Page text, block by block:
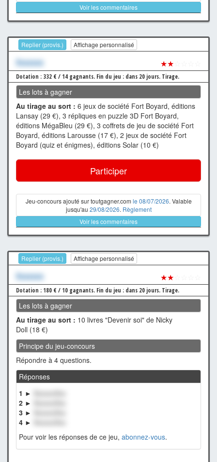
Voir les commentaires
Replier (provis.) Affichage personnalisé
Xxxxxxx ★★
Dotation : 332 € / 14 gagnants. Fin du jeu : dans 20 jours. Tirage.
Les lots à gagner
Au tirage au sort : 6 jeux de société Fort Boyard, éditions
Lansay (29 €), 3 répliques en puzzle 3D Fort Boyard,
éditions MégaBleu (29 €), 3 coffrets de jeu de société Fort
Boyard, éditions Larousse (17 €), 2 jeux de société Fort
Boyard (quiz et énigmes), éditions Solar (10 €)
Participer
Jeu-concours ajouté sur toutgagner.com le 08/07/2026. Valable
jusqu'au 29/08/2026. Règlement
Voir les commentaires
Replier (provis.) Affichage personnalisé
Xxxxxxx ★★
Dotation : 180 € / 10 gagnants. Fin du jeu : dans 20 jours. Tirage.
Les lots à gagner
Au tirage au sort : 10 livres "Devenir soi" de Nicky
Doll (18 €)
Principe du jeu-concours
Répondre à 4 questions.
Réponses
1 ►
XxxxxxXxx
2 ►
3 ►
4 ►
Pour voir les réponses de ce jeu, abonnez-vous.